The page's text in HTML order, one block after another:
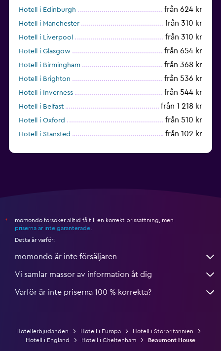
Hotell i Edinburgh från 624 kr
Hotell i Manchester från 310 kr
Hotell i Liverpool från 310 kr
Hotell i Glasgow från 654 kr
Hotell i Birmingham från 368 kr
Hotell i Brighton från 536 kr
Hotell i Inverness från 544 kr
Hotell i Belfast från 1 218 kr
Hotell i Oxford från 510 kr
Hotell i Stansted från 102 kr
*
momondo försöker alltid få till en korrekt prissättning, men
priserna är inte garanterade
Detta är varför:
momondo är inte försäljaren
Vi samlar massor av information åt dig
Varför är inte priserna 100 % korrekta?
Hotellerbjudanden Hotell i Europa
Hotell i Storbritannien
Hotell i England
Hotell i Cheltenham Beaumont House